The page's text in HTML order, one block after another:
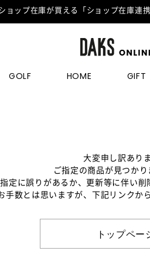
ョップ在庫が買える「ショップ在庫連
GOLF HOME GIFT
大変申し訳あり
ご指定の商品が見つかり
定に誤りがあるか、更新等に伴い削
手数とは思いますが、下記リンクか
トップペー